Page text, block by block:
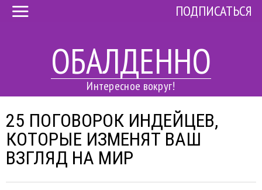
ОБАЛДЕННО
Интересное вокруг!
ПОДПИСАТЬСЯ
25 ПОГОВОРОК ИНДЕЙЦЕВ,
КОТОРЫЕ ИЗМЕНЯТ ВАШ
ВЗГЛЯД НА МИР